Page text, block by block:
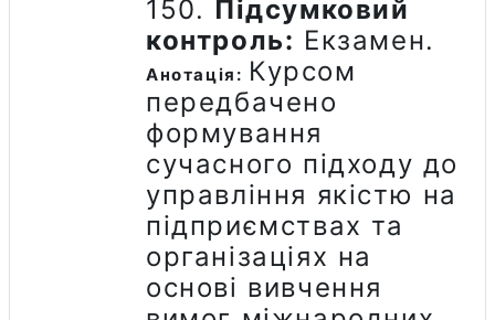
150. Підсумковий
контроль: Екзамен.
Анотація: Курсом
передбачено
формування
сучасного підходу до
управління якістю на
підприємствах та
організаціях на
основі вивчення